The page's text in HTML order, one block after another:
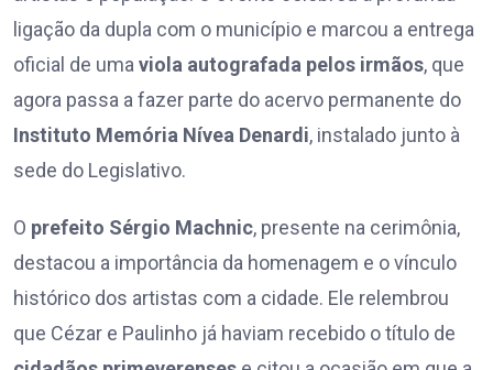
ligação da dupla com o município e marcou a entrega
oficial de uma viola autografada pelos irmãos, que
agora passa a fazer parte do acervo permanente do
Instituto Memória Nívea Denardi, instalado junto à
sede do Legislativo.
O prefeito Sérgio Machnic, presente na cerimônia,
destacou a importância da homenagem e o vínculo
histórico dos artistas com a cidade. Ele relembrou
que Cézar e Paulinho já haviam recebido o título de